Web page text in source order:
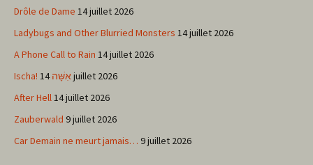
Drôle de Dame 14 juillet 2026
Ladybugs and Other Blurried Monsters 14 juillet 2026
A Phone Call to Rain 14 juillet 2026
Ischa! אִשָּׁה14 juillet 2026
After Hell14 juillet 2026
Zauberwald 9 juillet 2026
Car Demain ne meurt jamais… 9 juillet 2026